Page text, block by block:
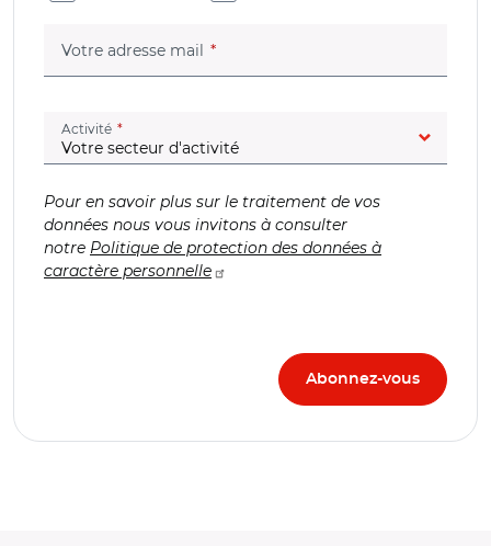
Votre adresse mail (champ obligatoire)
Activité (champ obligatoire)
Pour en savoir plus sur le traitement de vos
données nous vous invitons à consulter
notre Politique de protection des données à
caractère personnelle